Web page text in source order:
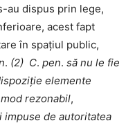
au dispus prin lege,
acest fapt
în spațiul public,
. (2) C. pen. să nu le fie
elemente
rezonabil,
impuse de autoritatea